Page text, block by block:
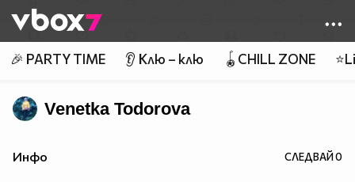
👾
🎉 PARTY TIME 👂 Клю – клю 🪀CHILL ZONE
Venetka Todorova
Инфо СЛЕДВАЙ0